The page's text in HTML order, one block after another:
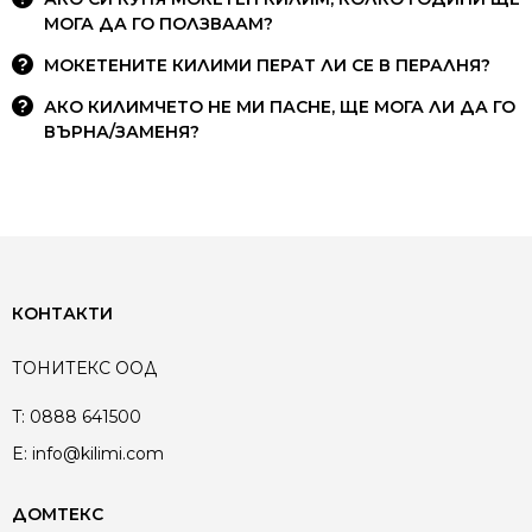
МОГА ДА ГО ПОЛЗВААМ?
МОКЕТЕНИТЕ КИЛИМИ ПЕРАТ ЛИ СЕ В ПЕРАЛНЯ?
АКО КИЛИМЧЕТО НЕ МИ ПАСНЕ, ЩЕ МОГА ЛИ ДА ГО
ВЪРНА/ЗАМЕНЯ?
КОНТАКТИ
ТОНИТЕКС ООД
T: 0888 641500
E: info@kilimi.com
ДОМТЕКС